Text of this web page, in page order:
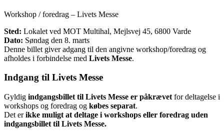
Workshop / foredrag – Livets Messe
Sted: Lokalet ved MOT Multihal, Mejlsvej 45, 6800 Varde
Dato: Søndag den 8. marts
Denne billet giver adgang til den angivne workshop/foredrag og
afholdes i forbindelse med Livets Messe.
Indgang til Livets Messe
Gyldig indgangsbillet til Livets Messe er påkrævet for deltagelse i
workshops og foredrag og købes separat.
Det erikke muligt at deltage i workshops eller foredrag uden
indgangsbillet til Livets Messe.